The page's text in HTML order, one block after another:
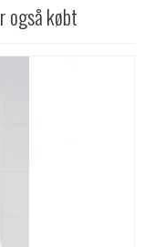
også købt